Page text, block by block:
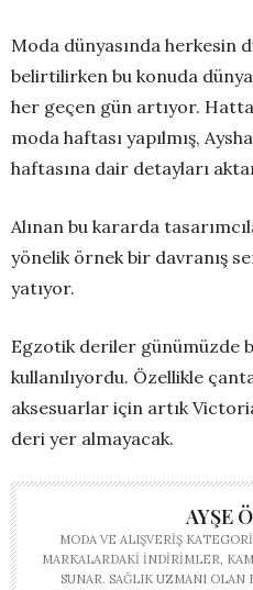
Moda dünyasında herkesin
belirtilirken bu konuda
her geçen gün artıyor.
moda haftası yapılmış,
haftasına dair detayları
Alınan bu kararda
yönelik örnek bir davranış
yatıyor.
Egzotik deriler günümüzde
kullanılıyordu. Özellikle
aksesuarlar için artık
deri yer almayacak.
AYŞE
MODA VE ALIŞVERIŞ
MARKALARDAKI INDIRIMLER,
SUNAR. SAĞLIK UZMANI